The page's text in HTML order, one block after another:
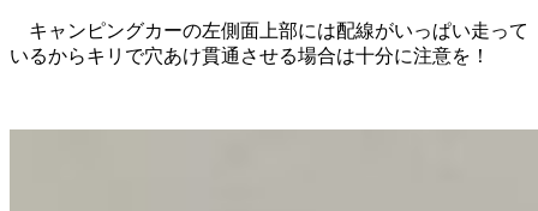
キャンピングカーの左側面上部には配線がいっぱい走って
いるからキリで穴あけ貫通させる場合は十分に注意を！